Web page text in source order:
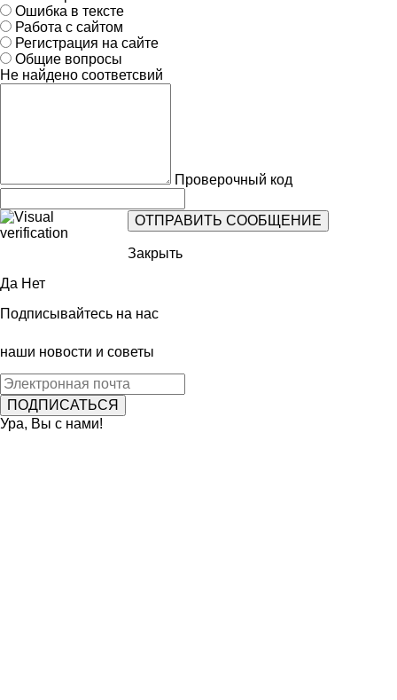
Ошибка в тексте
Работа с сайтом
Регистрация на сайте
Общие вопросы
Не найдено соответсвий
Проверочный код
Закрыть
Да Нет
Подписывайтесь на нас
наши новости и советы
Ура, Вы с нами!